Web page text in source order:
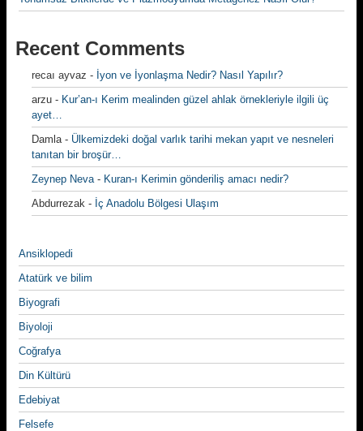
Recent Comments
recaı ayvaz - İyon ve İyonlaşma Nedir? Nasıl Yapılır?
arzu - Kur’an-ı Kerim mealinden güzel ahlak örnekleriyle ilgili üç
ayet…
Damla- Ülkemizdeki doğal varlık tarihi mekan yapıt ve nesneleri
tanıtan bir broşür…
Zeynep Neva- Kuran-ı Kerimin gönderiliş amacı nedir?
Abdurrezak - İç Anadolu Bölgesi Ulaşım
Ansiklopedi
Atatürk ve bilim
Biyografi
Biyoloji
Coğrafya
Din Kültürü
Edebiyat
Felsefe